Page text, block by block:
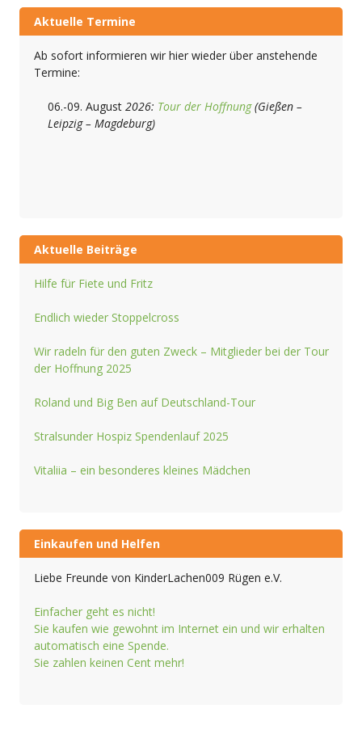
Aktuelle Termine
Ab sofort informieren wir hier wieder über anstehende
Termine:
06.-09. August 2026: Tour der Hoffnung(Gießen –
Leipzig – Magdeburg)
Aktuelle Beiträge
Hilfe für Fiete und Fritz
Endlich wieder Stoppelcross
Wir radeln für den guten Zweck – Mitglieder bei der Tour
der Hoffnung 2025
Roland und Big Ben auf Deutschland-Tour
Stralsunder Hospiz Spendenlauf 2025
Vitaliia – ein besonderes kleines Mädchen
Einkaufen und Helfen
Liebe Freunde von KinderLachen009 Rügen e.V.
Einfacher geht es nicht!
Sie kaufen wie gewohnt im Internet ein und wir erhalten
automatisch eine Spende.
Sie zahlen keinen Cent mehr!